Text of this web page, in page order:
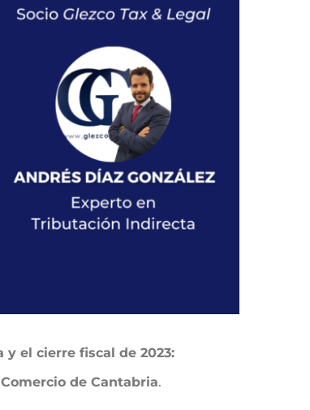
y el cierre fiscal de 2023:
de Cantabria.